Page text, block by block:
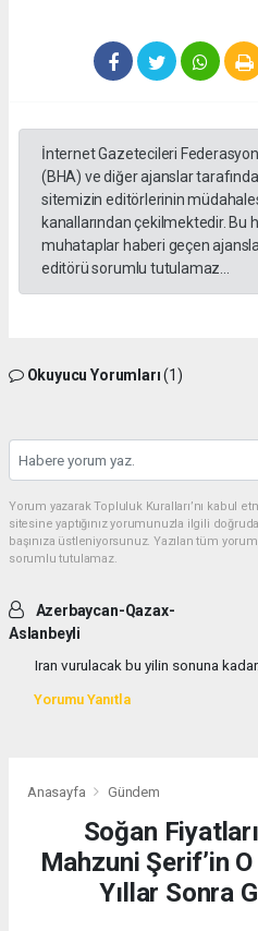
İnternet Gazetecileri
(BHA) ve diğer ajanslar
sitemizin editörlerinin
kanallarından çekilmektedir. Bu
muhataplar haberi geçen
editörü sorumlu tutulamaz...
Okuyucu Yorumları(1)
Yorum yazarak Topluluk Kuralları’nı kabul
sitesine yaptığınız yorumunuzla ilgili
başınıza üstleniyorsunuz. Yazılan tüm
sorumlu tutulamaz.
Azerbaycan-Qazax-
Aslanbeyli
Iran vurulacak bu yilin sonuna kadar...
Yorumu Yanıtla
Anasayfa Gündem
Soğan
Mahzuni Şerif’in
Yıllar Sonra